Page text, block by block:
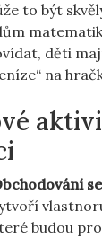
to být
děti
na
budou